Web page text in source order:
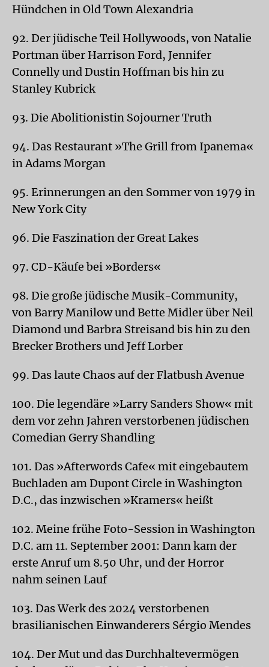
Hündchen in Old Town Alexandria
92. Der jüdische Teil Hollywoods, von Natalie
Portman über Harrison Ford, Jennifer
Connelly und Dustin Hoffman bis hin zu
Stanley Kubrick
93. Die Abolitionistin Sojourner Truth
94. Das Restaurant »The Grill from Ipanema«
in Adams Morgan
95. Erinnerungen an den Sommer von 1979 in
New York City
96. Die Faszination der Great Lakes
97. CD-Käufe bei »Borders«
98. Die große jüdische Musik-Community,
von Barry Manilow und Bette Midler über Neil
Diamond und Barbra Streisand bis hin zu den
Brecker Brothers und Jeff Lorber
99. Das laute Chaos auf der Flatbush Avenue
100. Die legendäre »Larry Sanders Show« mit
dem vor zehn Jahren verstorbenen jüdischen
Comedian Gerry Shandling
101. Das »Afterwords Cafe« mit eingebautem
Buchladen am Dupont Circle in Washington
D.C., das inzwischen »Kramers« heißt
102. Meine frühe Foto-Session in Washington
D.C. am 11. September 2001: Dann kam der
erste Anruf um 8.50 Uhr, und der Horror
nahm seinen Lauf
103. Das Werk des 2024 verstorbenen
brasilianischen Einwanderers Sérgio Mendes
104. Der Mut und das Durchhaltevermögen